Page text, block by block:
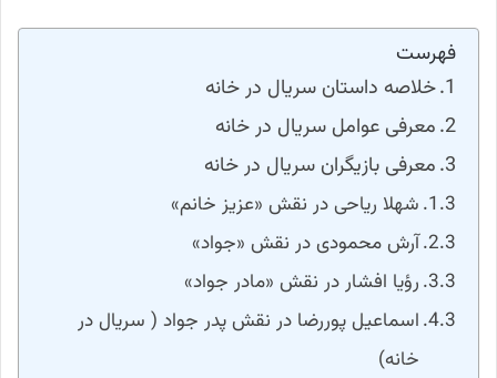
فهرست
خلاصه داستان سریال در خانه
معرفی عوامل سریال در خانه
معرفی بازیگران سریال در خانه
شهلا ریاحی در نقش «عزیز خانم»
آرش محمودی در نقش «جواد»
رؤیا افشار در نقش «مادر جواد»
اسماعیل پوررضا در نقش پدر جواد ( سریال در
خانه)